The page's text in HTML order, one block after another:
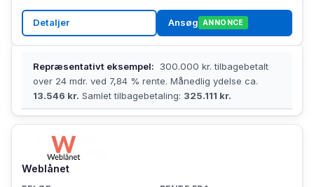
Detaljer Ansøg ANNONCE
Repræsentativt eksempel: 300.000 kr. tilbagebetalt
over 24 mdr. ved 7,84 % rente. Månedlig ydelse ca.
13.546 kr. Samlet tilbagebetaling: 325.111 kr.
Weblånet